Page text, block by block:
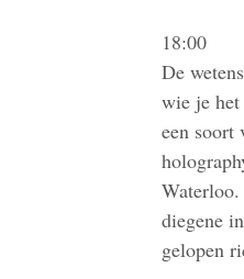
18:00
De
wie je het
een soort
diegene
gelopen